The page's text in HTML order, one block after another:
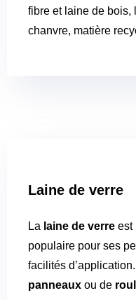
fibre et laine de bois,
chanvre, matière
Laine de verre
La laine de verre est
populaire pour ses
facilités
panneaux ou de